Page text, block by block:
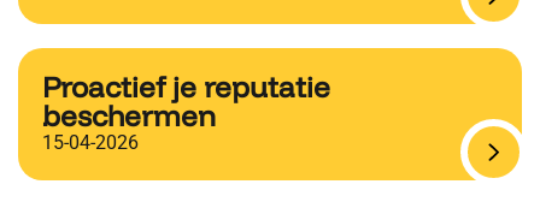
Proactief je reputatie
beschermen
15-04-2026